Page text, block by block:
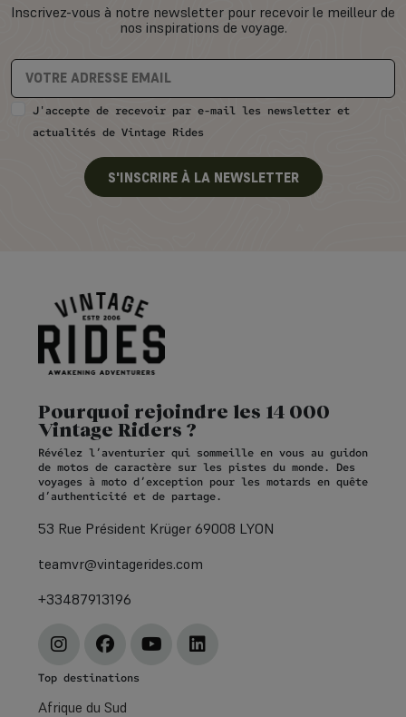
Inscrivez-vous à notre newsletter pour recevoir le meilleur de
nos inspirations de voyage.
J'accepte de recevoir par e-mail les newsletter et
actualités de Vintage Rides
S'INSCRIRE À LA NEWSLETTER
Pourquoi rejoindre les 14 000
Vintage Riders ?
Révélez l’aventurier qui sommeille en vous au guidon
de motos de caractère sur les pistes du monde. Des
voyages à moto d’exception pour les motards en quête
d’authenticité et de partage.
53 Rue Président Krüger 69008 LYON
teamvr@vintagerides.com
+33487913196
Top destinations
Afrique du Sud